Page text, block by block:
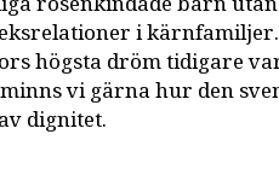
i
högsta dröm tidigare
vi gärna hur den
dignitet.